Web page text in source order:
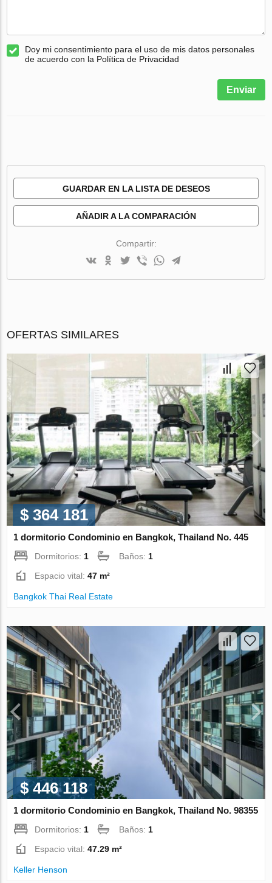
Doy mi consentimiento para el uso de mis datos personales
de acuerdo con la Política de Privacidad
Enviar
GUARDAR EN LA LISTA DE DESEOS
AÑADIR A LA COMPARACIÓN
Compartir:
OFERTAS SIMILARES
$ 364 181
1 dormitorio Condominio en Bangkok, Thailand No. 445
Dormitorios:1 Baños:1
Espacio vital:47 m²
Bangkok Thai Real Estate
$ 446 118
1 dormitorio Condominio en Bangkok, Thailand No. 98355
Dormitorios: 1 Baños: 1
Espacio vital:47.29 m²
Keller Henson